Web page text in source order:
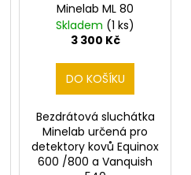
Minelab ML 80
Skladem (1 ks)
3 300 Kč
DO KOŠÍKU
Bezdrátová sluchátka
Minelab určená pro
detektory kovů Equinox
600 /800 a Vanquish